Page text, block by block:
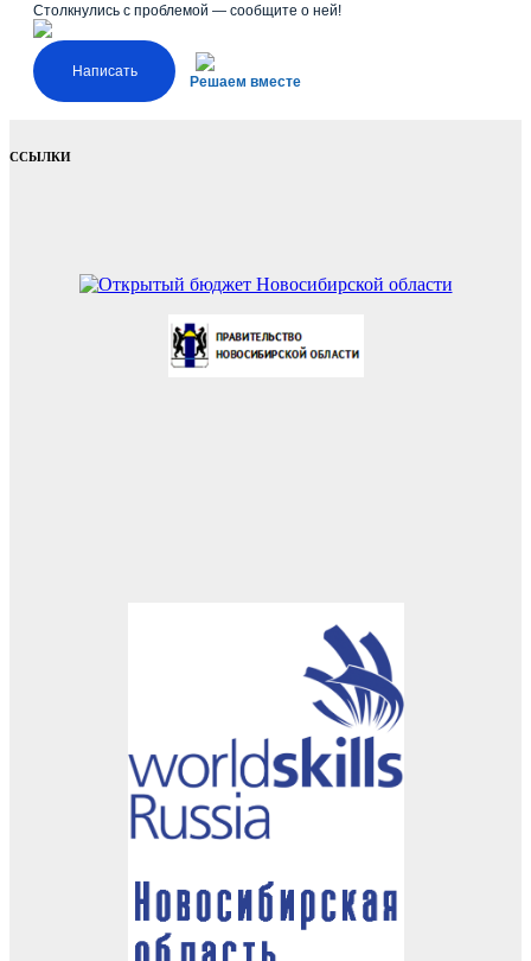
Столкнулись с проблемой — сообщите о ней!
Написать
Решаем вместе
ССЫЛКИ